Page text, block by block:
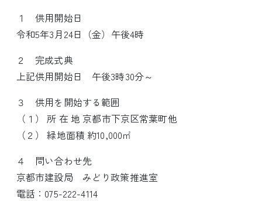
１ 供用開始日
令和5年3月24日（金）午後4時
２ 完成式典
上記供用開始日 午後3時30分～
３ 供用を開始する範囲
（１） 所 在 地 京都市下京区常葉町他
（２） 緑地面積 約10,000㎡
４ 問い合わせ先
京都市建設局 みどり政策推進室
電話：075-222-4114